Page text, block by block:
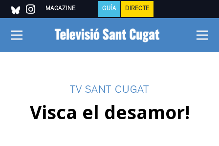
MAGAZINE GUÍA DIRECTE
TV SANT CUGAT
Visca el desamor!